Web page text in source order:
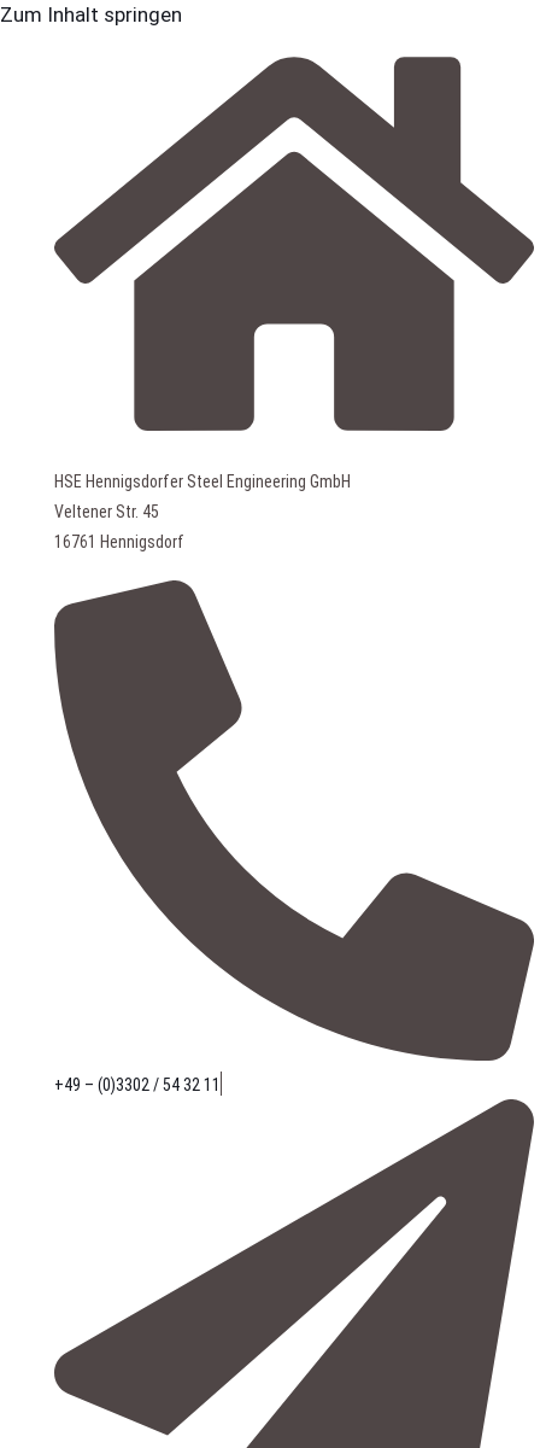
Zum Inhalt springen
HSE Hennigsdorfer Steel Engineering GmbH
Veltener Str. 45
16761 Hennigsdorf
+49 – (0)3302 / 54 32 11